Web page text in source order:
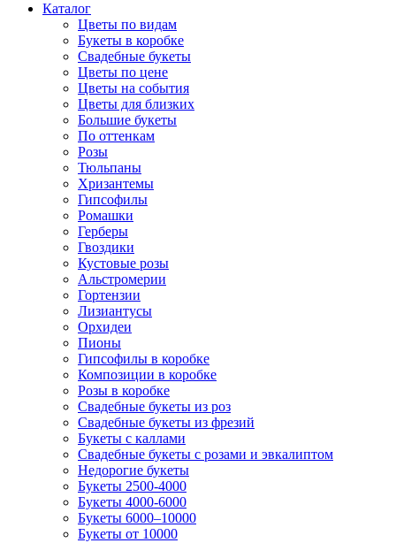
Каталог
Цветы по видам
Букеты в коробке
Свадебные букеты
Цветы по цене
Цветы на события
Цветы для близких
Большие букеты
По оттенкам
Розы
Тюльпаны
Хризантемы
Гипсофилы
Ромашки
Герберы
Гвоздики
Кустовые розы
Альстромерии
Гортензии
Лизиантусы
Орхидеи
Пионы
Гипсофилы в коробке
Композиции в коробке
Розы в коробке
Свадебные букеты из роз
Свадебные букеты из фрезий
Букеты с каллами
Свадебные букеты с розами и эвкалиптом
Недорогие букеты
Букеты 2500-4000
Букеты 4000-6000
Букеты 6000–10000
Букеты от 10000